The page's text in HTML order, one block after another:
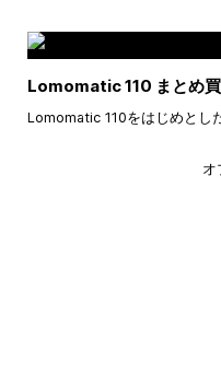
Lomomatic 110 まとめ買
Lomomatic 110をはじめとし
オ